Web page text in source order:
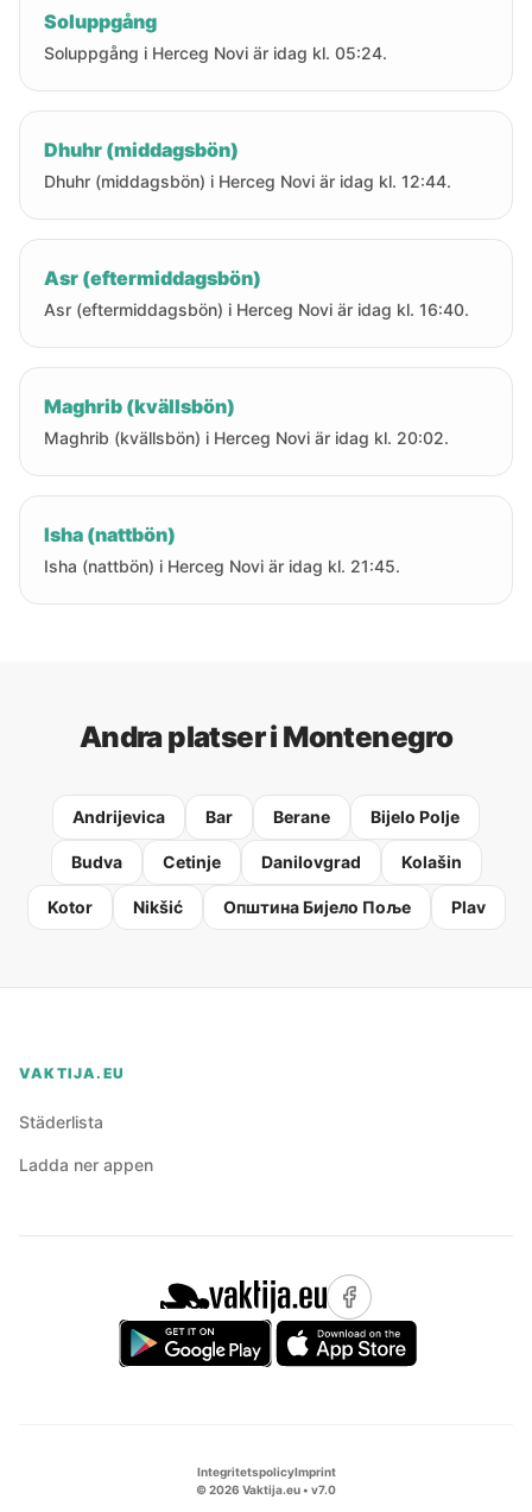
Soluppgång
Soluppgång i Herceg Novi är idag kl. 05:24.
Dhuhr (middagsbön)
Dhuhr (middagsbön) i Herceg Novi är idag kl. 12:44.
Asr (eftermiddagsbön)
Asr (eftermiddagsbön) i Herceg Novi är idag kl. 16:40.
Maghrib (kvällsbön)
Maghrib (kvällsbön) i Herceg Novi är idag kl. 20:02.
Isha (nattbön)
Isha (nattbön) i Herceg Novi är idag kl. 21:45.
Andra platser i Montenegro
Andrijevica Bar Berane Bijelo Polje
Budva Cetinje Danilovgrad Kolašin
Kotor Nikšić Oпштина Бијело Поље Plav
VAKTIJA.EU
Städerlista
Ladda ner appen
IntegritetspolicyImprint
©2026 Vaktija.eu • v7.0